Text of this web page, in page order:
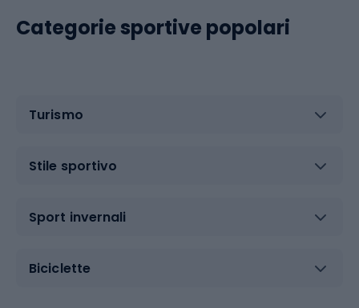
Categorie sportive popolari
Turismo
Stile sportivo
Sport invernali
Biciclette